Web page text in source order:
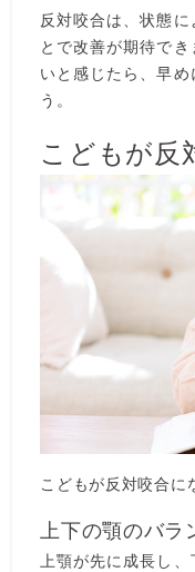
反対咬合は、状態
とで改善が期待で
いと感じたら、早
う。
こどもが反
こどもが反対咬合に
上下の顎のバラ
上顎が先に成長し